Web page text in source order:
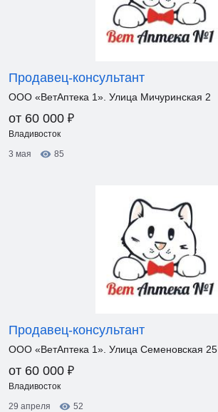
Продавец-консультант
ООО «ВетАптека 1». Улица Мичуринская 2
от 60 000 ₽
Владивосток
3 мая
85
Продавец-консультант
ООО «ВетАптека 1». Улица Семеновская 25
от 60 000 ₽
Владивосток
29 апреля
52